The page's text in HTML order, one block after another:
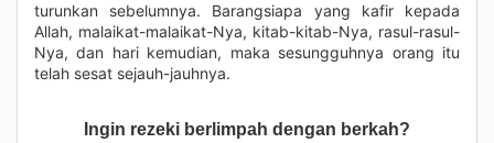
turunkan sebelumnya. Barangsiapa yang kafir kepada
Allah, malaikat-malaikat-Nya, kitab-kitab-Nya, rasul-rasul-
Nya, dan hari kemudian, maka sesungguhnya orang itu
telah sesat sejauh-jauhnya.
Ingin rezeki berlimpah dengan berkah?